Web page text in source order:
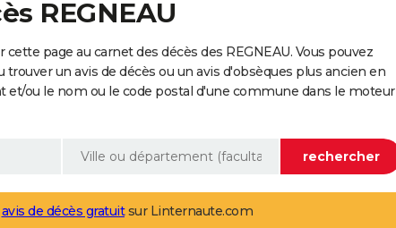
REGNEAU
page au carnet des décès des REGNEAU. Vous pouvez
un avis de décès ou un avis d'obsèques plus ancien en
et/ou le nom ou le code postal d'une commune dans le moteur
avis de décès gratuitsur Linternaute.com